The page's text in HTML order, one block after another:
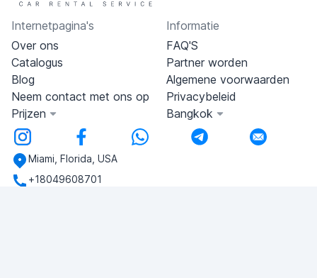
Internetpagina's
Over ons
Catalogus
Blog
Neem contact met ons op
Prijzen
Informatie
FAQ'S
Partner worden
Algemene voorwaarden
Privacybeleid
Bangkok
Miami, Florida, USA
+18049608701